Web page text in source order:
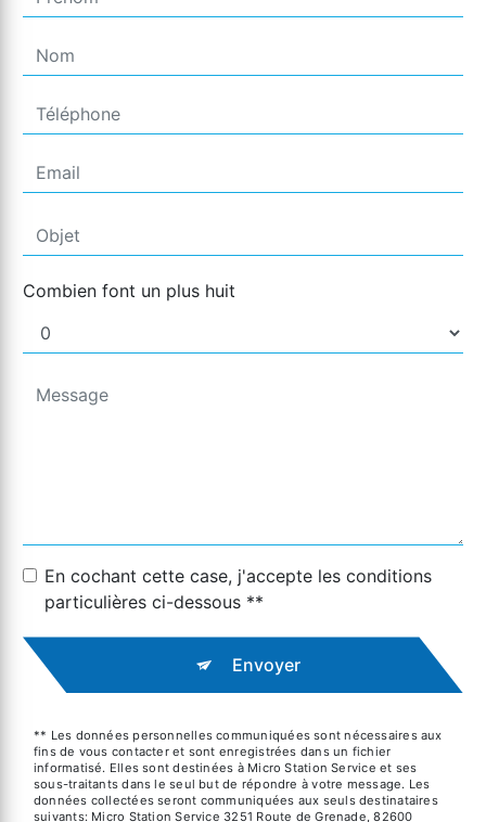
Combien font un plus huit
En cochant cette case, j'accepte les conditions
particulières ci-dessous **
Envoyer
** Les données personnelles communiquées sont nécessaires aux
fins de vous contacter et sont enregistrées dans un fichier
informatisé. Elles sont destinées à Micro Station Service et ses
sous-traitants dans le seul but de répondre à votre message. Les
données collectées seront communiquées aux seuls destinataires
suivants: Micro Station Service 3251 Route de Grenade, 82600